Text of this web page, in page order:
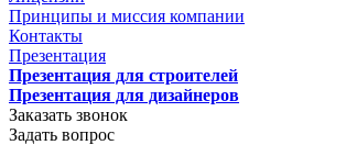
Принципы и миссия компании
Контакты
Презентация
Презентация для строителей
Презентация для дизайнеров
Заказать звонок
Задать вопрос